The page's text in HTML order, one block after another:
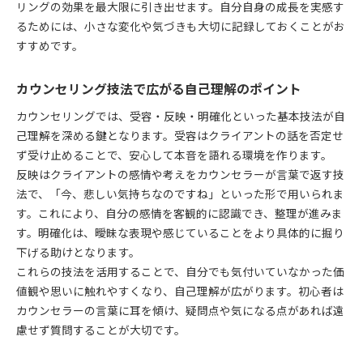
リングの効果を最大限に引き出せます。自分自身の成長を実感す
るためには、小さな変化や気づきも大切に記録しておくことがお
すすめです。
カウンセリング技法で広がる自己理解のポイント
カウンセリングでは、受容・反映・明確化といった基本技法が自
己理解を深める鍵となります。受容はクライアントの話を否定せ
ず受け止めることで、安心して本音を語れる環境を作ります。
反映はクライアントの感情や考えをカウンセラーが言葉で返す技
法で、「今、悲しい気持ちなのですね」といった形で用いられま
す。これにより、自分の感情を客観的に認識でき、整理が進みま
す。明確化は、曖昧な表現や感じていることをより具体的に掘り
下げる助けとなります。
これらの技法を活用することで、自分でも気付いていなかった価
値観や思いに触れやすくなり、自己理解が広がります。初心者は
カウンセラーの言葉に耳を傾け、疑問点や気になる点があれば遠
慮せず質問することが大切です。